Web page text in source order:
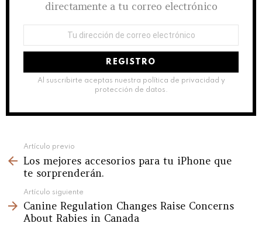
directamente a tu correo electrónico
correo
Al suscribirte aceptas nuestra política de privacidad y
protección de datos.
more
Artículo previo
Los mejores accesorios para tu iPhone que
te sorprenderán.
Artículo siguiente
Canine Regulation Changes Raise Concerns
About Rabies in Canada